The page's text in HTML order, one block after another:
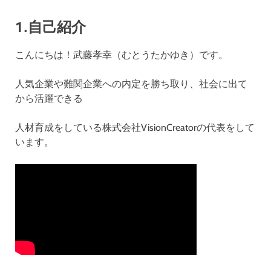
1.自己紹介
こんにちは！武藤孝幸（むとうたかゆき）です。
人気企業や難関企業への内定を勝ち取り、社会に出て
から活躍できる
人材育成をしている株式会社VisionCreatorの代表をして
います。